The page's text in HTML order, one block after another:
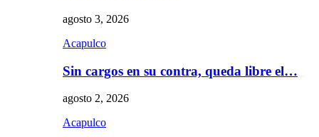
agosto 3, 2026
Acapulco
Sin cargos en su contra, queda libre el…
agosto 2, 2026
Acapulco